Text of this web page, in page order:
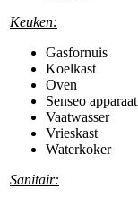
Keuken:
Gasfornuis
Koelkast
Oven
Senseo apparaat
Vaatwasser
Vrieskast
Waterkoker
Sanitair: